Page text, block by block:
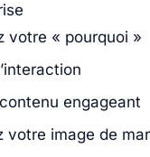
votre « pourquoi »
engageant
votre image de